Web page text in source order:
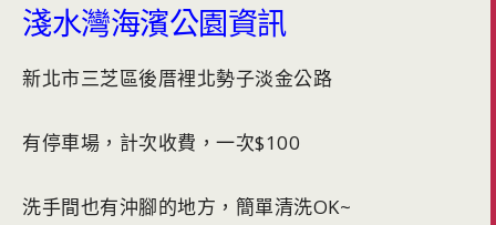
淺水灣海濱公園資訊
新北市三芝區後厝裡北勢子淡金公路
有停車場，計次收費，一次$100
洗手間也有沖腳的地方，簡單清洗OK~